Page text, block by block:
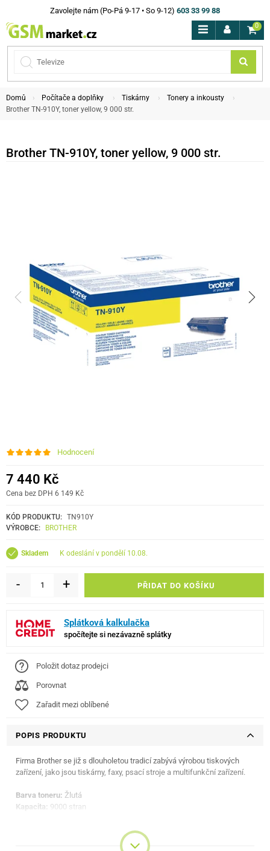
Zavolejte nám (Po-Pá 9-17 • So 9-12) 603 33 99 88
0
Domů Počítače a doplňky Tiskárny
Tonery a inkousty
Brother TN-910Y, toner yellow, 9 000 str.
Brother TN-910Y, toner yellow, 9 000 str.
Hodnocení
7 440 Kč
Cena bez DPH 6 149 Kč
KÓD PRODUKTU: TN910Y
VÝROBCE:
BROTHER
Skladem k odeslání v pondělí 10.08.
- + PŘIDAT DO KOŠÍKU
Splátková kalkulačka
spočítejte si nezávazně splátky
Položit dotaz prodejci
Porovnat
Zařadit mezi oblíbené
POPIS PRODUKTU
Firma Brother se již s dlouholetou tradicí zabývá výrobou tiskových
zařízení, jako jsou tiskárny, faxy, psací stroje a multifunkční zařízení.
Barva toneru: Žlutá
Kapacita: 9000 stran